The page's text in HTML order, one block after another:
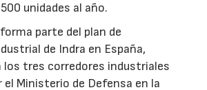
unidades al año.
parte del plan de
de Indra en España,
los tres corredores industriales
el Ministerio de Defensa en la